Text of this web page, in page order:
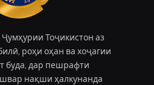
Тоҷикистон аз
роҳи оҳан ва хоҷагии
буда, дар пешрафти
нақши ҳалкунанда